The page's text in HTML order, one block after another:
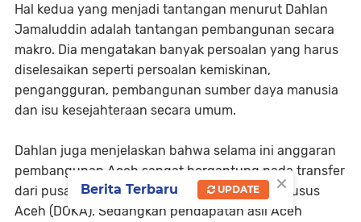
Hal kedua yang menjadi tantangan menurut Dahlan
Jamaluddin adalah tantangan pembangunan secara
makro. Dia mengatakan banyak persoalan yang harus
diselesaikan seperti persoalan kemiskinan,
pengangguran, pembangunan sumber daya manusia
dan isu kesejahteraan secara umum.
Dahlan juga menjelaskan bahwa selama ini anggaran
pembangunan Aceh sangat bergantung pada transfer
dari pusat, terutama sumber dana otonomi khusus
Aceh (DOKA). Sedangkan pendapatan asli Aceh
×
Berita Terbaru UPDATE